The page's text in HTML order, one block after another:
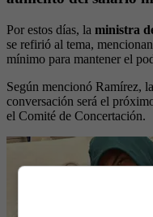
Por estos días, la ministra
se refirió al tema,
mínimo para mantener el
Según mencionó Ramírez,
conversación será el
el Comité de Concertación.